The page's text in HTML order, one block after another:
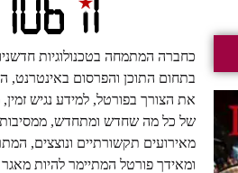
כחברה המתמחה בטכנולוגיות
בתחום התוכן והפרסום באינטרנט,
את הצורך בפורטל, למידע נגיש זמין,
של כל מה שחדש ומתחדש, ממסיבות
מאירועים תקשורתיים ונוצצים,
ומאידך פורטל המתיימר להיות מאגר